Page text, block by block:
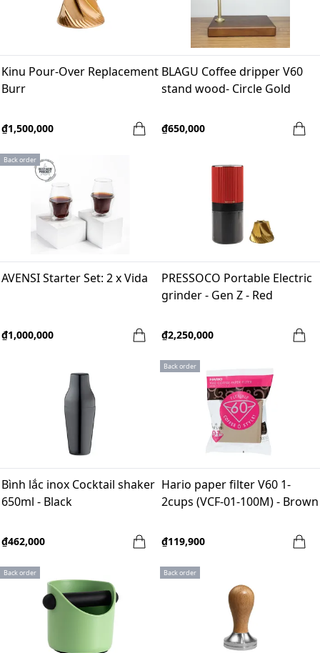
Kinu Pour-Over Replacement
Burr
₫1,500,000
BLAGU Coffee dripper V60
stand wood- Circle Gold
₫650,000
Back order
AVENSI Starter Set: 2 x Vida
₫1,000,000
PRESSOCO Portable Electric
grinder - Gen Z - Red
₫2,250,000
Bình lắc inox Cocktail shaker
650ml - Black
₫462,000
Back order
Hario paper filter V60 1-
2cups (VCF-01-100M) - Brown
₫119,900
Back order Back order